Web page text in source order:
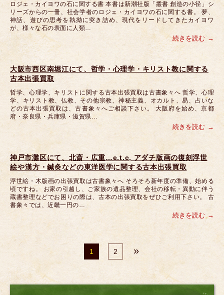
ロジェ・カイヨワの石に関する書 本書は新潮社版「叢書 創造の小径」シ
リーズからの一冊、社会学者のロジェ・カイヨワの石に関する書。 夢、
神話、遊びの思考を執拗に突き詰め、現代をリードしてきたカイヨワ
が、様々な石の表面に人類…
続きを読む
大阪市西区南堀江にて、哲学・心理学・キリスト教に関する
古本出張買取
哲学、心理学、キリストに関する古本出張買取は古書象々へ 哲学、心理
学、キリスト教、仏教、その他宗教、神秘主義、オカルト、易、占いな
どの古本出張買取は、古書象々へご相談下さい。 大阪府を始め、京都
府・奈良県・兵庫県・滋賀県…
続きを読む
神戸市灘区にて、北斎・広重…e.t.c, アダチ版画の復刻浮世
絵や漢方・鍼灸などの東洋医学に関する古本出張買取
浮世絵・木版画の出張買取は古書象々へ そろそろ新年度の準備、始める
頃ですね。 お家の引越し、ご家族の遺品整理、会社の移転・異動に伴う
蔵書整理などでお困りの際は、古本の出張買取をぜひご利用下さい。 古
書象々では、近畿一円の…
続きを読む
1 2 »